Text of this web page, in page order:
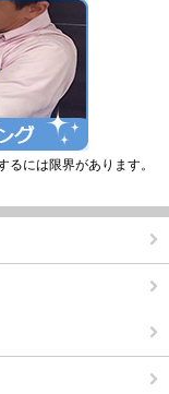
には限界があります。